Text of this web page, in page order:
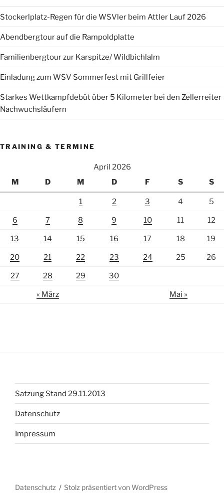
Stockerlplatz-Regen für die WSVler beim Attler Lauf 2026
Abendbergtour auf die Rampoldplatte
Familienbergtour zur Karspitze/ Wildbichlalm
Einladung zum WSV Sommerfest mit Grillfeier
Starkes Wettkampfdebüt über 5 Kilometer bei den Zellerreiter
Nachwuchsläufern
TRAINING & TERMINE
April 2026
M
D M D F S S
1 2 3 4 5
6 7 8 9 10 11 12
13 14 15 16 17 18 19
20 21 22 23 24 25 26
27 28 29 30
« März Mai »
Satzung Stand 29.11.2013
Datenschutz
Impressum
Datenschutz Stolz präsentiert von WordPress